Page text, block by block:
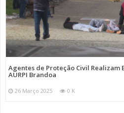
Agentes de Proteção Civil Realizam
AURPI Brandoa
26 Março 2025 0 K